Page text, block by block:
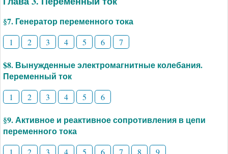
§7. Генератор переменного тока
1 2 3 4 5 6 7
$8. Вынужденные электромагнитные колебания.
Переменный ток
1 2 3 4 5 6
§9. Активное и реактивное сопротивления в цепи
переменного тока
1 2 3 4 5 6 7 8 9